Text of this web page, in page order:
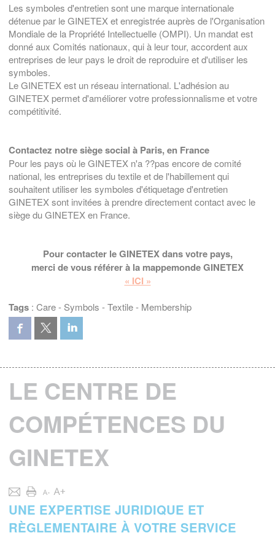
Les symboles d'entretien sont une marque internationale
détenue par le GINETEX et enregistrée auprès de l'Organisation
Mondiale de la Propriété Intellectuelle (OMPI). Un mandat est
donné aux Comités nationaux, qui à leur tour, accordent aux
entreprises de leur pays le droit de reproduire et d'utiliser les
symboles.
Le GINETEX est un réseau international. L'adhésion au
GINETEX permet d'améliorer votre professionnalisme et votre
compétitivité.
Contactez notre siège social à Paris, en France
Pour les pays où le GINETEX n'a ??pas encore de comité
national, les entreprises du textile et de l'habillement qui
souhaitent utiliser les symboles d'étiquetage d'entretien
GINETEX sont invitées à prendre directement contact avec le
siège du GINETEX en France.
Pour contacter le GINETEX dans votre pays,
merci de vous référer à la mappemonde GINETEX
« ICI »
Tags : Care- Symbols -Textile- Membership
LE CENTRE DE
COMPÉTENCES DU
GINETEX
UNE EXPERTISE JURIDIQUE ET
RÈGLEMENTAIRE À VOTRE SERVICE